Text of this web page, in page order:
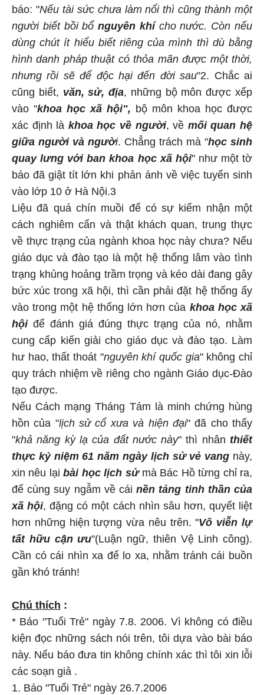
báo: "Nếu tài sức chưa làm nổi thì cũng thành một
người biết bồi bổnguyên khícho nước. Còn nếu
dùng chút ít hiểu biết riêng của mình thì dù bằng
hình danh pháp thuật có thỏa mãn được một thời,
nhưng rồi sẽ để độc hại đến đời sau"2. Chắc ai
cũng biết, văn, sử, địa, những bộ môn được xếp
vào "khoa học xã hội", bộ môn khoa học được
xác định là khoa học về người, về mối quan hệ
giữa người và người. Chẳng trách mà "học sinh
quay lưng với ban khoa học xã hội" như một tờ
báo đã giật tít lớn khi phản ánh về việc tuyển sinh
vào lớp 10 ở Hà Nội.3
Liệu đã quá chín muồi để có sự kiểm nhận một
cách nghiêm cẩn và thật khách quan, trung thực
về thực trạng của ngành khoa học này chưa? Nếu
giáo dục và đào tạo là một hệ thống lâm vào tình
trạng khủng hoảng trầm trọng và kéo dài đang gây
bức xúc trong xã hội, thì cần phải đặt hệ thống ấy
vào trong một hệ thống lớn hơn của khoa học xã
hộiđể đánh giá đúng thực trạng của nó, nhằm
cung cấp kiến giải cho giáo dục và đào tạo. Làm
hư hao, thất thoát "nguyên khí quốc gia" không chỉ
quy trách nhiệm về riêng cho ngành Giáo dục-Đào
tạo được.
Nếu Cách mạng Tháng Tám là minh chứng hùng
hồn của "lịch sử cổ xưa và hiện đại" đã cho thấy
"khả năng kỳ lạ của đất nước này" thì nhânthiết
thực kỷ niệm 61 năm ngày lịch sử vẻ vang này,
xin nêu lạibài học lịch sửmà Bác Hồ từng chỉ ra,
để cùng suy ngẫm về cáinền tảng tinh thần của
xã hội, đặng có một cách nhìn sâu hơn, quyết liệt
hơn những hiện tượng vừa nêu trên. "Vô viễn lự
tất hữu cận ưu"(Luận ngữ, thiên Vệ Linh công).
Cần có cái nhìn xa để lo xa, nhằm tránh cái buồn
gần khó tránh!
Chú thích :
* Báo "Tuổi Trẻ" ngày 7.8. 2006. Vì không có điều
kiện đọc những sách nói trên, tôi dựa vào bài báo
này. Nếu báo đưa tin không chính xác thì tôi xin lỗi
các soạn giả .
1. Báo "Tuổi Trẻ" ngày 26.7.2006